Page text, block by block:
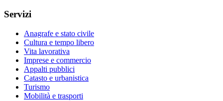
Servizi
Anagrafe e stato civile
Cultura e tempo libero
Vita lavorativa
Imprese e commercio
Appalti pubblici
Catasto e urbanistica
Turismo
Mobilità e trasporti